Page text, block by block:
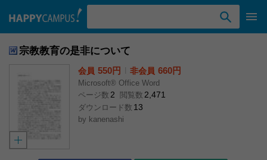
宗教教育の是非について
会員 550円 非会員 660円
Microsoft® Office Word
ページ数 2 閲覧数 2,471
ダウンロード数 13
by kanenashi